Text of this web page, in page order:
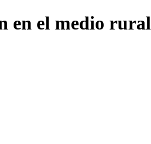
en el medio rural